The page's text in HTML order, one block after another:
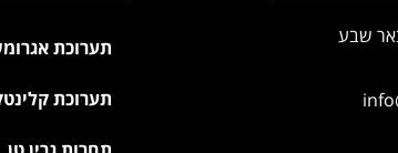
תערוכת
תערוכת